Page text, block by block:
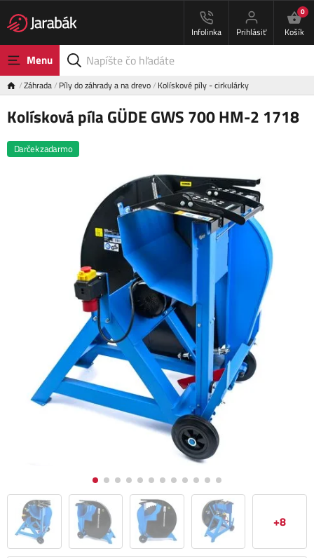
Infolinka Prihlásiť
0
Košík
Menu
Záhrada Píly do záhrady a na drevo Kolískové píly - cirkulárky
Kolísková píla GÜDE GWS 700 HM-2 1718
Darček zadarmo
+8